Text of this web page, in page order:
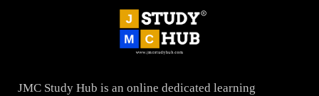
JMC Study Hub is an online dedicated learning